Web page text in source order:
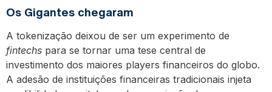
Os Gigantes chegaram
A tokenização deixou de ser um experimento de
fintechs para se tornar uma tese central de
investimento dos maiores players financeiros do globo.
A adesão de instituições financeiras tradicionais injeta